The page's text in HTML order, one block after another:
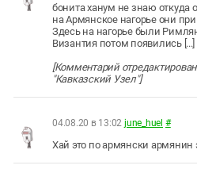
бонита ханум не знаю
на Армянское нагорье они
Здесь на нагорье были
Византия потом появились
[Комментарий
"Кавказский Узел"]
04.08.20 в 13:02 june_huel #
Хай это по армянски армянин